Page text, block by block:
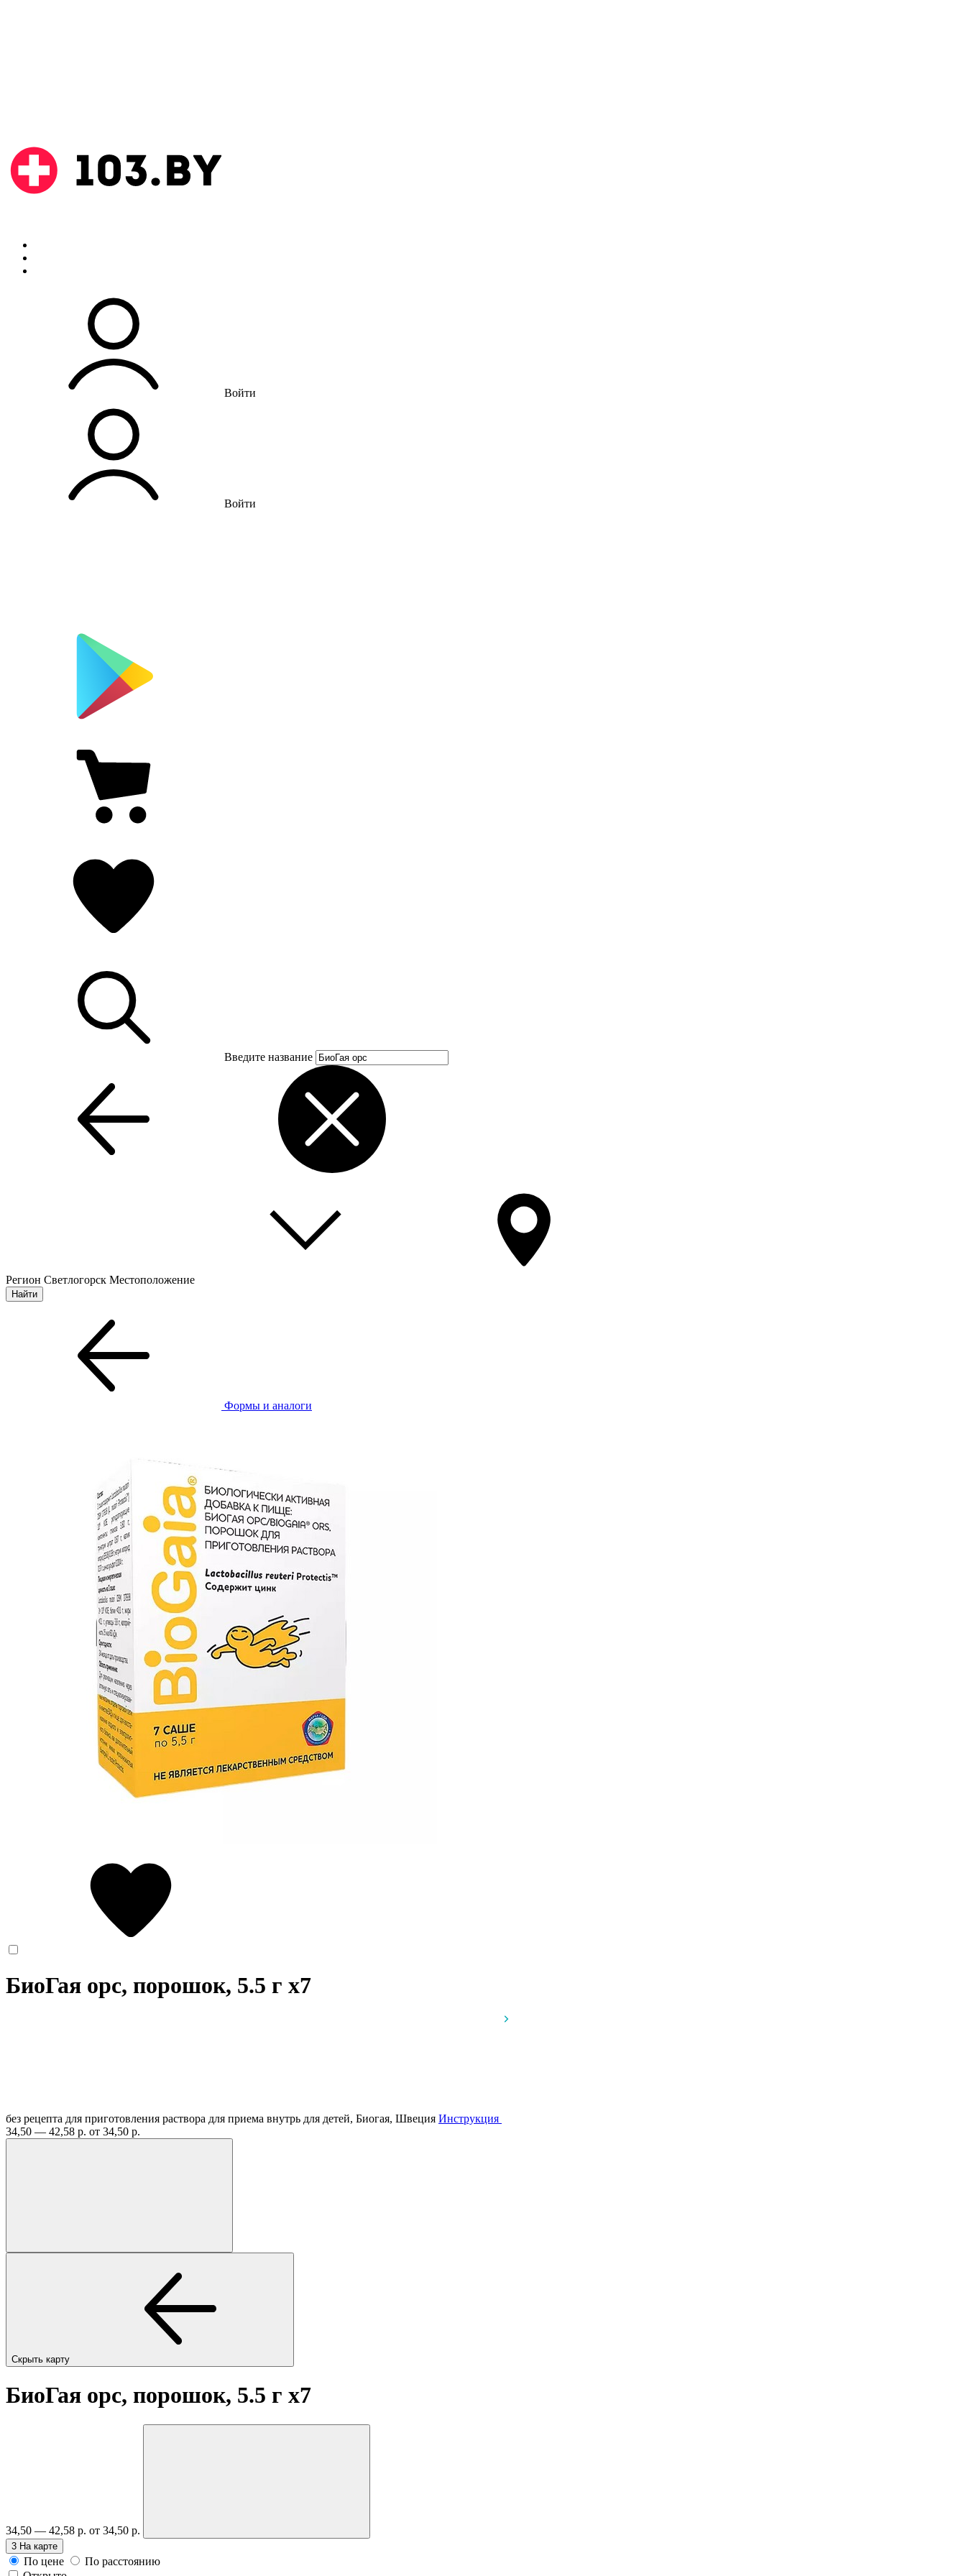
Войти
Войти
Введите название
Регион Светлогорск Местоположение
Формы и аналоги
БиоГая орс, порошок, 5.5 г x7
без рецепта для приготовления раствора для приема внутрь для детей, Биогая, Швеция Инструкция
34,50 — 42,58 р. от 34,50 р.
Скрыть карту
БиоГая орс, порошок, 5.5 г x7
34,50 — 42,58 р. от 34,50 р.
3 На карте
По цене
По расстоянию